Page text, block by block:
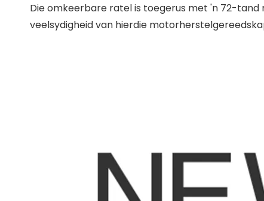
Die omkeerbare ratel is toegerus met 'n 72-tand
veelsydigheid van hierdie